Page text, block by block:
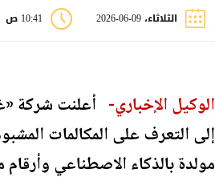
الثلاثاء، 09-06-2026 10:41 ص
الوكيل الإخباري- أعلنت شركة
إلى التعرف على المكالمات
مولدة بالذكاء الاصطناعي وأرقام